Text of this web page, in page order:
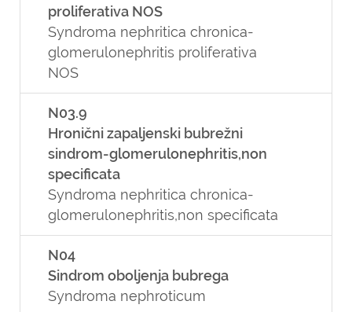
proliferativa NOS
Syndroma nephritica chronica-
glomerulonephritis proliferativa
NOS
N03.9
Hronični zapaljenski bubrežni
sindrom-glomerulonephritis,non
specificata
Syndroma nephritica chronica-
glomerulonephritis,non specificata
N04
Sindrom oboljenja bubrega
Syndroma nephroticum